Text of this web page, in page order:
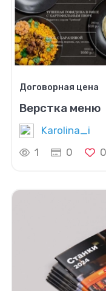
Договорная цена
Верстка меню
Karolina_i
1
0 0